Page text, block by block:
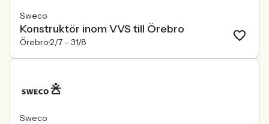
Sweco
Konstruktör inom VVS till Örebro
Örebro2/7 – 31/8
Sweco